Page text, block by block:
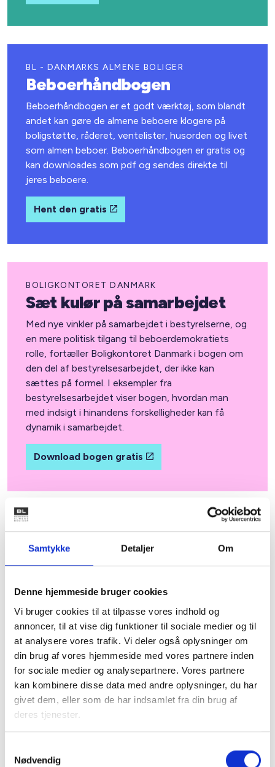
Samtykke Detaljer Om
Denne hjemmeside bruger cookies
Vi bruger cookies til at tilpasse vores indhold og
annoncer, til at vise dig funktioner til sociale medier og til
at analysere vores trafik. Vi deler også oplysninger om
din brug af vores hjemmeside med vores partnere inden
for sociale medier og analysepartnere. Vores partnere
kan kombinere disse data med andre oplysninger, du har
givet dem, eller som de har indsamlet fra din brug af
deres tjenester.
Nødvendig
BL - DANMARKS ALMENE BOLIGER
Beboerhåndbogen
Beboerhåndbogen er et godt værktøj, som blandt
andet kan gøre de almene beboere klogere på
boligstøtte, råderet, ventelister, husorden og livet
som almen beboer. Beboerhåndbogen er gratis og
kan downloades som pdf og sendes direkte til
jeres beboere.
Hent den gratis
BOLIGKONTORET DANMARK
Sæt kulør på samarbejdet
Med nye vinkler på samarbejdet i bestyrelserne, og
en mere politisk tilgang til beboerdemokratiets
rolle, fortæller Boligkontoret Danmark i bogen om
den del af bestyrelsesarbejdet, der ikke kan
sættes på formel. I eksempler fra
bestyrelsesarbejdet viser bogen, hvordan man
med indsigt i hinandens forskelligheder kan få
dynamik i samarbejdet.
Download bogen gratis
KAB
Beboerdemokrati i almene
boligorganisationer
Er du en nørdet og erfaren beboervalgt? Eller er du
beboerdemokratiet handler om? KAB har udgivet
en ny bog med en grundig indføring i regler og
gængs praksis.
Køb bogen